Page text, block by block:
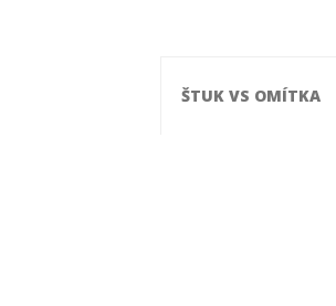
ŠTUK VS OMÍTKA